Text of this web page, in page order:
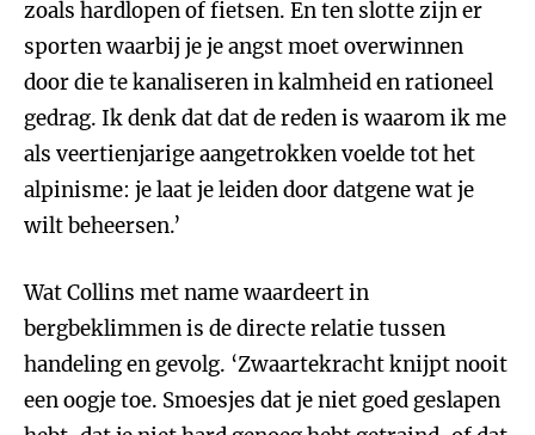
zoals hardlopen of fietsen. En ten slotte zijn er
sporten waarbij je je angst moet overwinnen
door die te kanaliseren in kalmheid en rationeel
gedrag. Ik denk dat dat de reden is waarom ik me
als veertienjarige aangetrokken voelde tot het
alpinisme: je laat je leiden door datgene wat je
wilt beheersen.’
Wat Collins met name waardeert in
bergbeklimmen is de directe relatie tussen
handeling en gevolg. ‘Zwaartekracht knijpt nooit
een oogje toe. Smoesjes dat je niet goed geslapen